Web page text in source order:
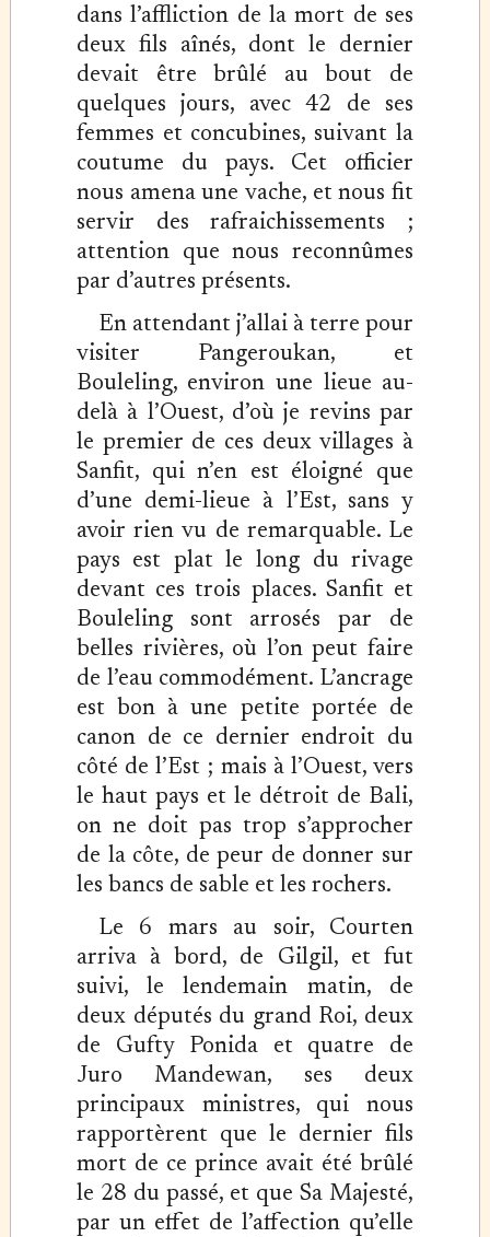
dans l’affliction de la mort de ses
deux fils aînés, dont le dernier
devait être brûlé au bout de
quelques jours, avec 42 de ses
femmes et concubines, suivant la
coutume du pays. Cet officier
nous amena une vache, et nous fit
servir des rafraichissements ;
attention que nous reconnûmes
par d’autres présents.
En attendant j’allai à terre pour
visiter Pangeroukan, et
Bouleling, environ une lieue au-
delà à l’Ouest, d’où je revins par
le premier de ces deux villages à
Sanfit, qui n’en est éloigné que
d’une demi-lieue à l’Est, sans y
avoir rien vu de remarquable. Le
pays est plat le long du rivage
devant ces trois places. Sanfit et
Bouleling sont arrosés par de
belles rivières, où l’on peut faire
de l’eau commodément. L’ancrage
est bon à une petite portée de
canon de ce dernier endroit du
côté de l’Est ; mais à l’Ouest, vers
le haut pays et le détroit de Bali,
on ne doit pas trop s’approcher
de la côte, de peur de donner sur
les bancs de sable et les rochers.
Le 6 mars au soir, Courten
arriva à bord, de Gilgil, et fut
suivi, le lendemain matin, de
deux députés du grand Roi, deux
de Gufty Ponida et quatre de
Juro Mandewan, ses deux
principaux ministres, qui nous
rapportèrent que le dernier fils
mort de ce prince avait été brûlé
le 28 du passé, et que Sa Majesté,
par un effet de l’affection qu’elle